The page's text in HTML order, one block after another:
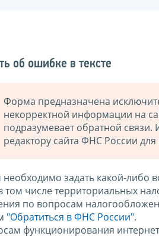
об ошибке в тексте
Форма предназначена
некорректной информации на
подразумевает обратной
редактору сайта ФНС России для
необходимо задать какой-либо
том числе территориальных
по вопросам
"Обратиться в ФНС России".
функционирования